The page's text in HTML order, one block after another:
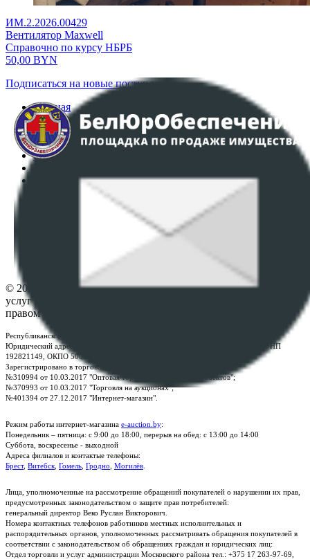
ИМ.2.2026.00429
Вентилятор Maxwell
Справочно по курсу НБРБ
50,00 BYN
Подписаться на новые поступления
Главная
Аукционы
Интернет-магазин
Регламент организации и проведения торгов
Политика в отношении обработки персональных
ПОЛОЖЕНИЕ О ПОЛИТИКЕ ОБРАБОТКИ COOKIE-
Настройки cookie-файлов
© 2026 Республиканское унитарное предприятие по оказанию
услуг "БелЮрОбеспечение" - Все права защищены авторским
правом
Республиканское унитарное предприятие по оказанию услуг "БелЮрОбеспечение"
Юридический адрес: г. Минск, пр-т. Дзержинского, 1Б, e-mail:
, УНП
192821149, ОКПО 500111895000
Зарегистрировано в торговом реестре Республики Беларусь:
№310994 от 10.03.2017 "Оптовая торговля без торговых объектов";
№370993 от 10.03.2017 "Торговля на аукционах";
№401394 от 27.12.2017 "Интернет-магазин".
Режим работы интернет-магазина e-auction.by:
Понедельник – пятница: с 9:00 до 18:00, перерыв на обед: с 13:00 до 14:00
Суббота, воскресенье - выходной
Адреса филиалов и контактые телефоны:
Брест, Витебск Гомель Гродно Могилёв
Лица, уполномоченные на рассмотрение обращений покупателей о нарушении их прав,
предусмотренных законодательством о защите прав потребителей:
генеральный директор Веко Руслан Викторович.
Номера контактных телефонов работников местных исполнительных и
распорядительных органов, уполномоченных рассматривать обращения покупателей в
соответствии с законодательством об обращениях граждан и юридических лиц:
Отдел торговли и услуг администрации Московского района тел.: +375 17 263-97-69,